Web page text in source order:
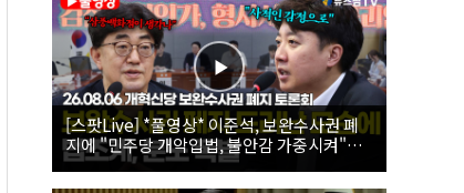
[스팟Live] *풀영상* 이준석, 보완수사권 폐
지에 "민주당 개악입법, 불안감 가중시켜"｜
26.08.06 개혁신당 보완수사권 폐지 토론회